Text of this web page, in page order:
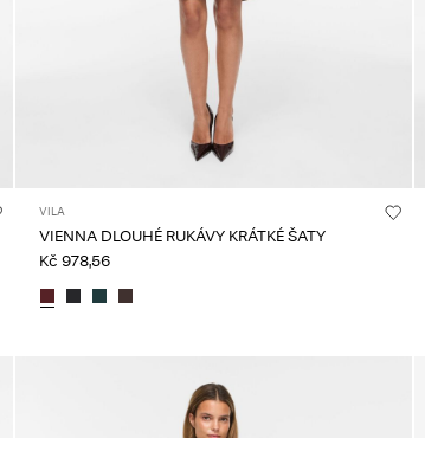
VILA
VIENNA DLOUHÉ RUKÁVY KRÁTKÉ ŠATY
Kč 978,56